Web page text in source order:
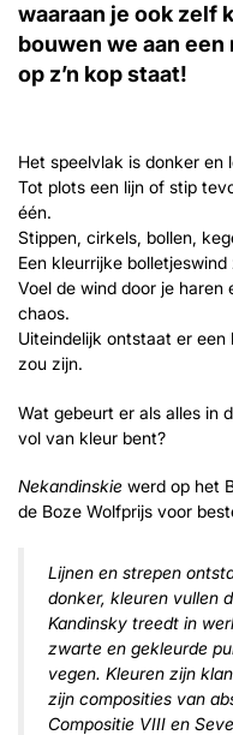
waaraan je ook zelf
bouwen we aan
op z’n kop staat!
Het speelvlak is donker en
Tot plots een lijn of stip
één.
Stippen, cirkels, bollen,
Een kleurrijke
Voel de wind door je haren
chaos.
Uiteindelijk ontstaat er
zou zijn.
Wat gebeurt er als alles in
vol van kleur bent?
Nekandinskie werd op het
de Boze Wolfprijs voor
Lijnen en strepen
donker, kleuren vullen
Kandinsky treedt in
zwarte en gekleurde
vegen. Kleuren zijn
zijn composities van
Compositie VIII en